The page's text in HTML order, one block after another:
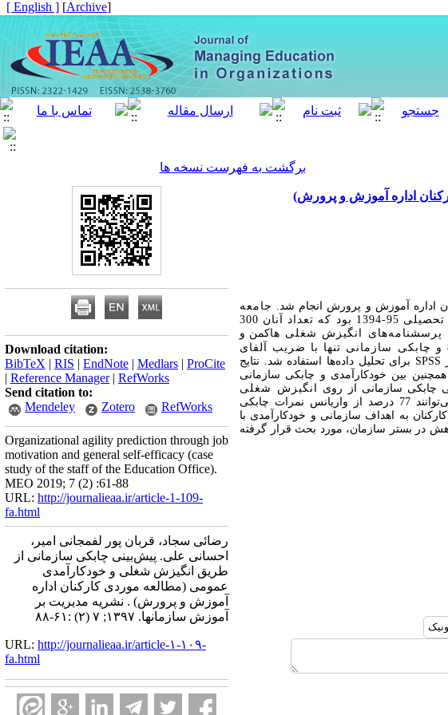
[
Archive
]
[ English ]
برگشت به فهرست نسخه ها
اداره آموزش و پرورش)
اداره آموزش و پرورش انجام شد. جامعه
آماری این پژوهش شامل کلیه کارکنان اداره آموزش و پرورش شهرستان­ بردسکن در سال تحصیلی 95-1394 بود که تعداد آنان 300
کمن و
با ضریب آلفای کرونباخ 85/0 و چابکی سازمانی تنها با ضریب آلفای
SPSS برای تحلیل داده‌ها استفاده شد. نتایج
بین خودکارآمدی و چابکی سازمانی
چابکی سازمانی از روی
انگیزش شغلی‌
) معنی‌دار هستند و این دو متغیر پیش‌بین می‌توانند 77 درصد از واریانس نمرات چابکی
به اهداف سازمانی و خودکارآمدی با
در بستر سازمان، مورد بحث قرار گرفته
Download citation:
BibTeX | RIS | EndNote | Medlars | ProCite
| Reference Manager| RefWorks
Send citation to:
Mendeley
Zotero RefWorks
Organizational agility prediction through job
motivation and general self-efficacy (case
study of the staff of the Education Office).
MEO 2019; 7 (2) :61-88
URL: http://journalieaa.ir/article-1-109-
fa.html
رضائی سجاد، قربان پور لفمجانی امیر،
احسانی علی. پیش‌بینی چابکی سازمانی از
طریق انگیزش شغلی‌ و خودکارآمدی
عمومی (مطالعه موردی کارکنان اداره
آموزش و پرورش) . نشریه مديريت بر
آموزش سازمانها. ۱۳۹۷; ۷ (۲) :۶۱-۸۸
URL: http://journalieaa.ir/article-۱-۱۰۹-
fa.html